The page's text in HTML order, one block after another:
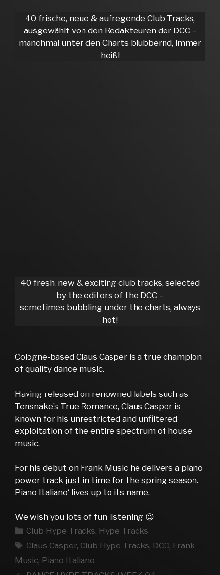
40 frische, neue & aufregende Club Tracks,
ausgewählt von den Redakteuren der DCC –
manchmal unter den Charts blubbernd, immer
heiß!
40 fresh, new & exciting club tracks, selected
by the editors of the DCC –
sometimes bubbling under the charts, always
hot!
Cologne-based Claus Casper is a true champion
of quality dance music.
Having released on renowned labels such as
Tensnake’s True Romance, Claus Casper is
known for his unrestricted and unfiltered
exploitation of the entire spectrum of house
music.
For his debut on Frank Music he delivers a piano
power track just in time for the spring season.
Piano Italiano‘ lives up to its name.
We wish you lots of fun listening 😉
Kategorien
Club Hype Tracks, Hype Tracks
Schlagwörter
Claus Casper, Club Hype Tracks, DCC, Frank
Music, Piano Italiano